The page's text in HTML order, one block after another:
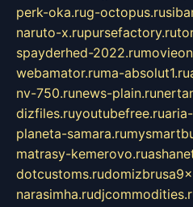
perk-oka.rug-octopus.ru
naruto-x.rupursefactory.ru
spayderhed-2022.ru
webamator.ruma-absolut1.ru
nv-750.runews-plain.ru
dizfiles.ruyoutubefree.ru
planeta-samara.ru
matrasy-kemerovo.ru
dotcustoms.ru
narasimha.ru